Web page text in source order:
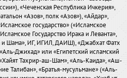
«Чеченская Республика Ичкерия»,
«Азов», полк «Азов»), «Айдар»,
государство» («Исламское
Государство Ирака и Леванта»,
и Шама», ИГ, ИГИЛ, ДАИШ), «Джабхат Фатх
Джихад» или «Египетский исламский
Тахрир-аш-Шам», «Аль-Каида», «Аш-
Талибан», «Братья-мусульмане» («Аль-